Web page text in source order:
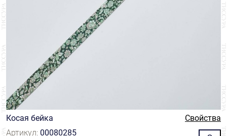
Косая бейка
Свойства
Артикул: 00080285